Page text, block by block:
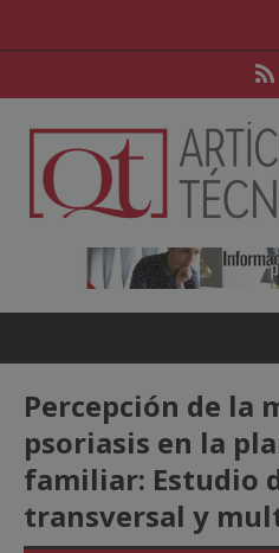
Percepción de la
psoriasis en la
familiar: Estudio
transversal y